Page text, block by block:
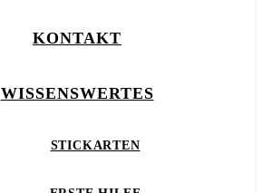
KONTAKT
WISSENSWERTES
STICKARTEN